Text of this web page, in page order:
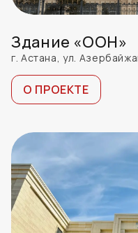
Здание «ООН»
г. Астана, ул.
О ПРОЕКТЕ